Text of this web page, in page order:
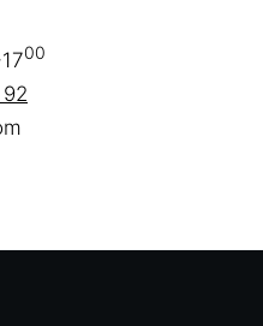
00